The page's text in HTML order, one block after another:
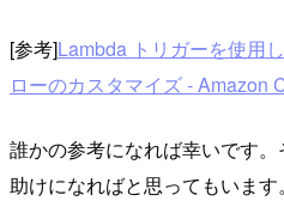
[参考]Lambda トリガーを使用
ローのカスタマイズ- Amazon
誰かの参考になれば幸いです
助けになればと思ってもいます。